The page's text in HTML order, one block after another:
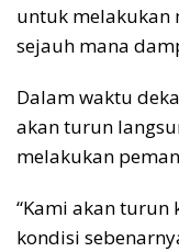
untuk melakukan
sejauh mana
Dalam waktu
akan turun
melakukan
“Kami akan turun
kondisi